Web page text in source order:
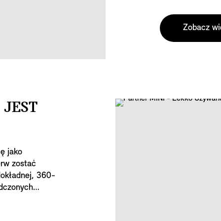
Zobacz
jako
zostać
360-